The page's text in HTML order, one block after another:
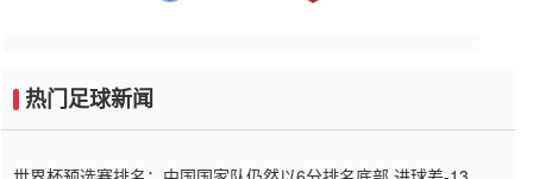
热门足球新闻